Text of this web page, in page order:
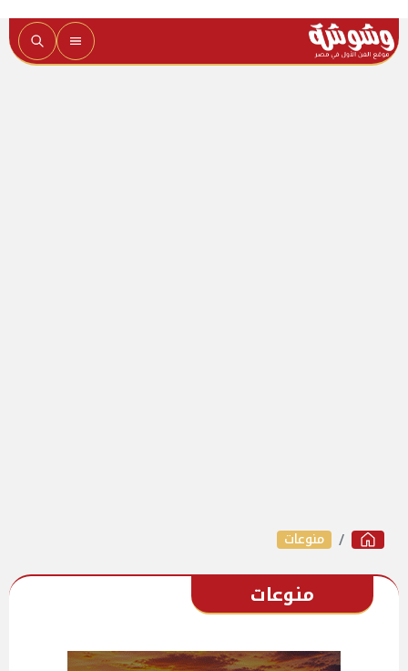
منوعات
منوعات